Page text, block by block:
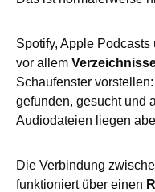
Spotify, Apple
vor allem
Schaufenster
gefunden, gesucht und
Audiodateien liegen
Die Verbindung
funktioniert über einen